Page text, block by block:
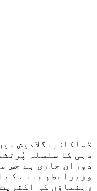
ڈھاکا: بنگلادیش
دہی کا سلسلہ
دوران جاری ہے جس
وزیراعظم بننے کے
رہنماؤں کی